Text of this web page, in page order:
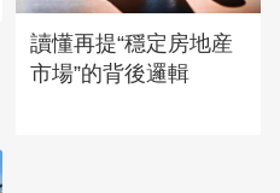
讀懂再提“穩定房地産
市場”的背後邏輯